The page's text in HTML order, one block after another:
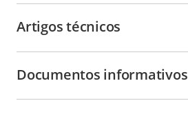
Artigos técnicos
Documentos informativos